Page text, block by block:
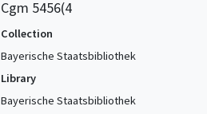
Cgm 5456(4
Collection
Bayerische Staatsbibliothek
Library
Bayerische Staatsbibliothek